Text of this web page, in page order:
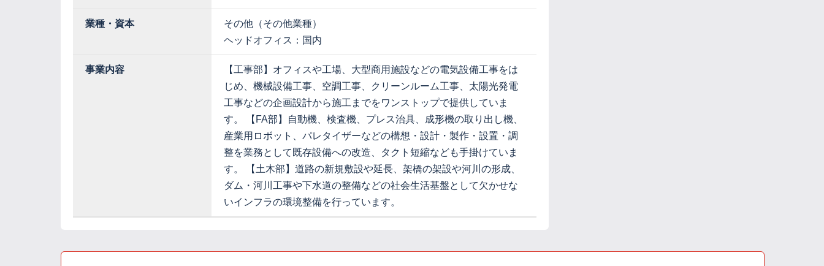
業種・資本
その他（その他業種）
ヘッドオフィス：国内
事業内容
【工事部】オフィスや工場、大型商用施設などの電気設備工事をは
じめ、機械設備工事、空調工事、クリーンルーム工事、太陽光発電
工事などの企画設計から施工までをワンストップで提供していま
す。 【FA部】自動機、検査機、プレス治具、成形機の取り出し機、
産業用ロボット、パレタイザーなどの構想・設計・製作・設置・調
整を業務として既存設備への改造、タクト短縮なども手掛けていま
す。 【土木部】道路の新規敷設や延長、架橋の架設や河川の形成、
ダム・河川工事や下水道の整備などの社会生活基盤として欠かせな
いインフラの環境整備を行っています。